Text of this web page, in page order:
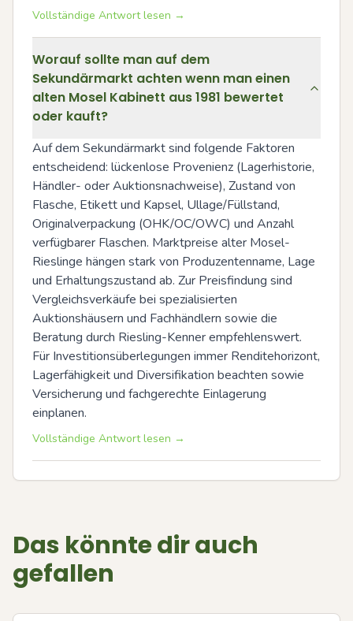
Vollständige Antwort lesen →
Worauf sollte man auf dem
Sekundärmarkt achten wenn man einen
alten Mosel Kabinett aus 1981 bewertet
oder kauft?
Auf dem Sekundärmarkt sind folgende Faktoren
entscheidend: lückenlose Provenienz (Lagerhistorie,
Händler- oder Auktionsnachweise), Zustand von
Flasche, Etikett und Kapsel, Ullage/Füllstand,
Originalverpackung (OHK/OC/OWC) und Anzahl
verfügbarer Flaschen. Marktpreise alter Mosel-
Rieslinge hängen stark von Produzentenname, Lage
und Erhaltungszustand ab. Zur Preisfindung sind
Vergleichsverkäufe bei spezialisierten
Auktionshäusern und Fachhändlern sowie die
Beratung durch Riesling-Kenner empfehlenswert.
Für Investitionsüberlegungen immer Renditehorizont,
Lagerfähigkeit und Diversifikation beachten sowie
Versicherung und fachgerechte Einlagerung
einplanen.
Vollständige Antwort lesen →
Das könnte dir auch
gefallen